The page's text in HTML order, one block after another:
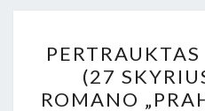
(27
ROMANO